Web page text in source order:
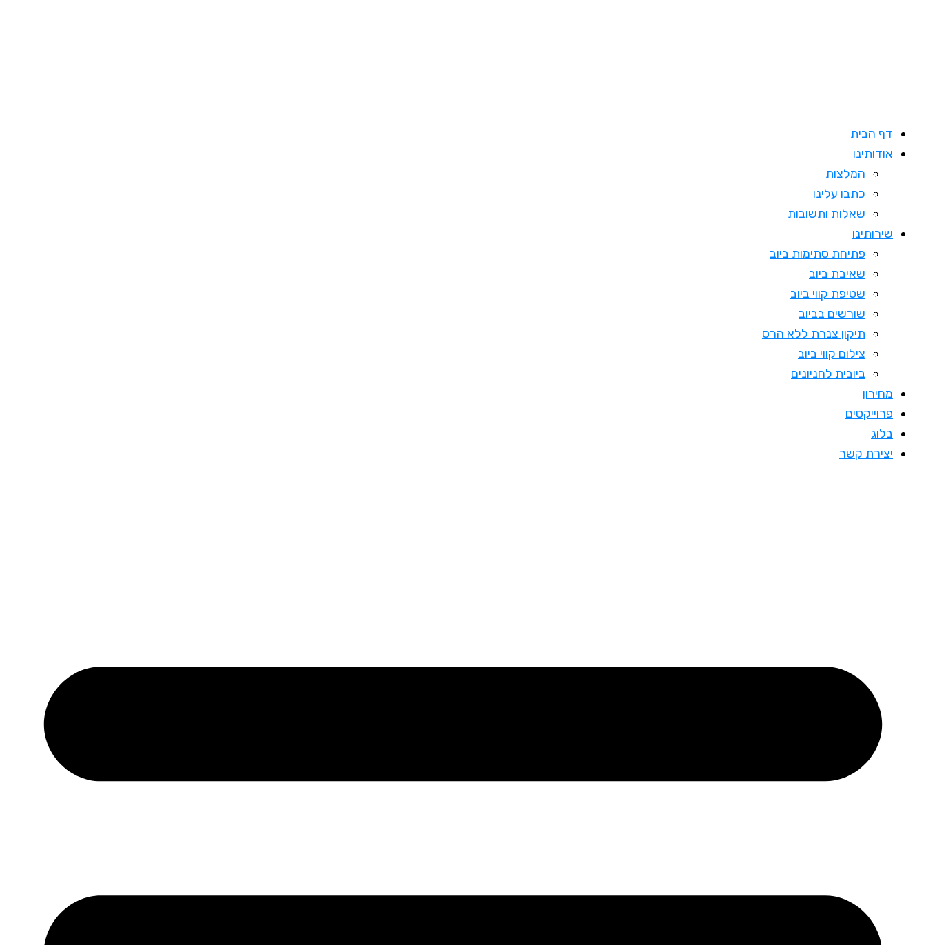
דף הבית
אודותינו
המלצות
כתבו עלינו
שאלות ותשובות
שירותינו
פתיחת סתימות ביוב
שאיבת ביוב
שטיפת קווי ביוב
שורשים בביוב
תיקון צנרת ללא הרס
צילום קווי ביוב
ביובית לחניונים
מחירון
פרוייקטים
בלוג
יצירת קשר